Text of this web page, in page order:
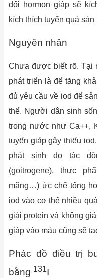
đối hormon giáp sẽ
kích thích tuyến quá
Nguyên nhân
Chưa được biết rõ. Tại
phát triển là để tăng
đủ yêu cầu về iod để
thể. Người dân sinh
trong nước như Ca++,
tuyến giáp gây thiếu
phát sinh do tác
(goitrogene), thực
măng…) ức chế tổng
iod vào cơ thể nhiều
giải protein và không
giáp vào máu cũng sẽ
Phác đồ điều trị
bằng 131I